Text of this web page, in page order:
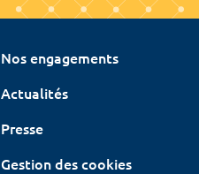
Nos engagements
Actualités
Presse
Gestion des cookies